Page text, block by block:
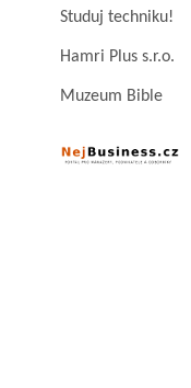
Studuj techniku!
Hamri Plus s.r.o.
Muzeum Bible